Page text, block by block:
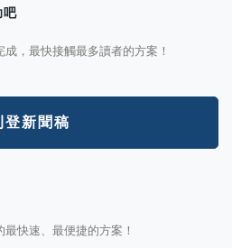
吧
，最快接觸最多讀者的方案！
登新聞稿
快速、最便捷的方案！